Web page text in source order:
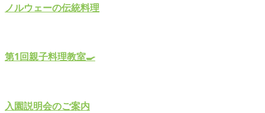
ノルウェーの伝統料理
第1回親子料理教室🍳
入園説明会のご案内